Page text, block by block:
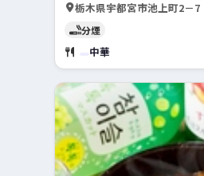
栃木県宇都宮市池上町2－7
分煙
中華